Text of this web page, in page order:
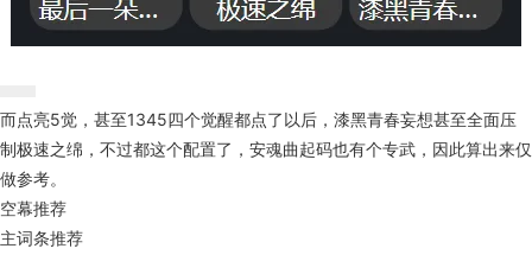
而点亮5觉，甚至1345四个觉醒都点了以后，漆黑青春妄想甚至全面压
制极速之绵，不过都这个配置了，安魂曲起码也有个专武，因此算出来仅
做参考。
空幕推荐
主词条推荐